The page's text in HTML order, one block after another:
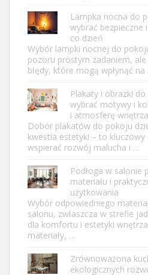
Lampka nocna do
wybrać bezpieczne
co dzień
Wybór lampki nocnej do
pozoru prostym zadaniem,
błędy, które mogą wpłynąć
Plakaty i obrazki
wybrać motywy i
i atmosferę wnętrza
Dobór plakatów do pokoju
kwestia estetyki – to
wspierać rozwój malucha i …
Podłoga w salonie
materiału i
użytkowania
Wybór odpowiedniego
salonu, zwłaszcza w strefie
dla komfortu i estetyki
materiały, …
Zrównoważona
ekologicznych